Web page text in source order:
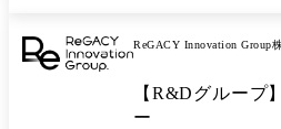
ReGACY Innovation Group
【R&Dグループ
ー